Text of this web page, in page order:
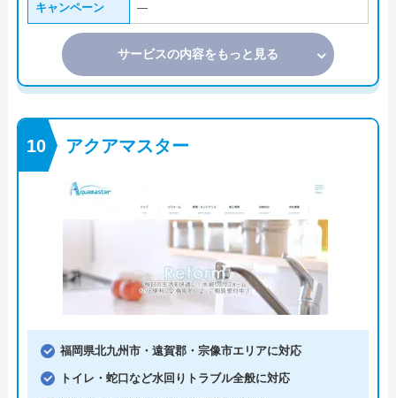
キャンペーン ―
サービスの内容をもっと見る
アクアマスター
福岡県北九州市・遠賀郡・宗像市エリアに対応
トイレ・蛇口など水回りトラブル全般に対応